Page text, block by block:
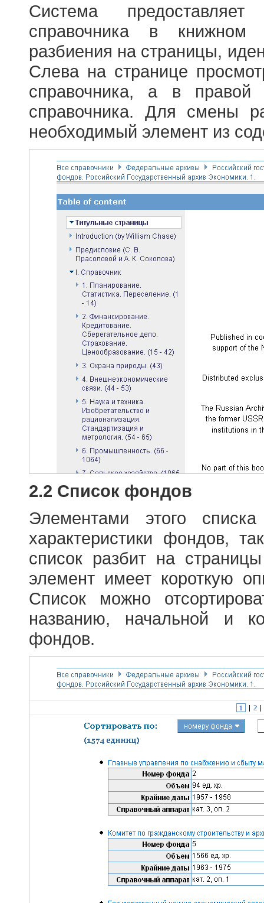
Система
справочника в
разбиения на страницы,
Слева на странице
справочника, а в правой
справочника. Для смены
необходимый элемент из
2.2 Список фондов
Элементами этого
характеристики фондов,
список разбит на
элемент имеет короткую
Список можно
названию, начальной и
фондов.